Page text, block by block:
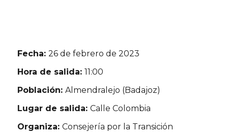
Fecha:26 de febrero de 2023
Hora de salida:11:00
Población:Almendralejo (Badajoz)
Lugar de salida:Calle Colombia
Organiza:Consejería por la Transición